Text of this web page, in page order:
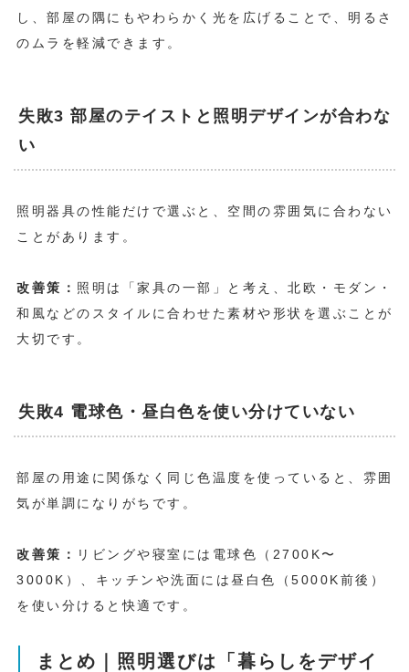
し、部屋の隅にもやわらかく光を広げることで、明るさ
のムラを軽減できます。
失敗3 部屋のテイストと照明デザインが合わな
い
照明器具の性能だけで選ぶと、空間の雰囲気に合わない
ことがあります。
改善策： 照明は「家具の一部」と考え、北欧・モダン・
和風などのスタイルに合わせた素材や形状を選ぶことが
大切です。
失敗4 電球色・昼白色を使い分けていない
部屋の用途に関係なく同じ色温度を使っていると、雰囲
気が単調になりがちです。
改善策：
リビングや寝室には電球色（2700K〜
3000K）、キッチンや洗面には昼白色（5000K前後）
を使い分けると快適です。
まとめ｜照明選びは「暮らしをデザイ